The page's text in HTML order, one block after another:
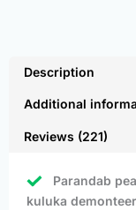
Description
Additional
Reviews (221)
Parandab
kuluka